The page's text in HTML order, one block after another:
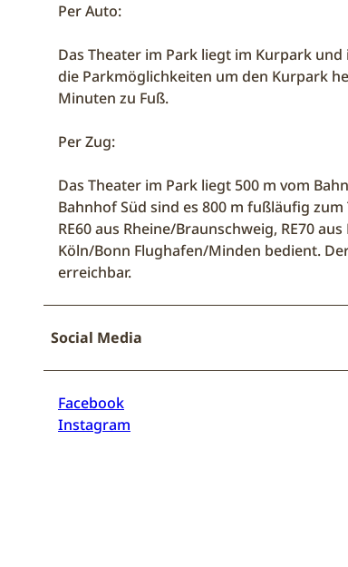
Per Auto:
Das Theater im Park liegt im Kurpark
die Parkmöglichkeiten um den Kurpark
Minuten zu Fuß.
Per Zug:
Das Theater im Park liegt 500 m vom
Bahnhof Süd sind es 800 m fußläufig
RE60 aus Rheine/Braunschweig, RE70
Köln/Bonn Flughafen/Minden bedient.
erreichbar.
Social Media
Facebook
Instagram